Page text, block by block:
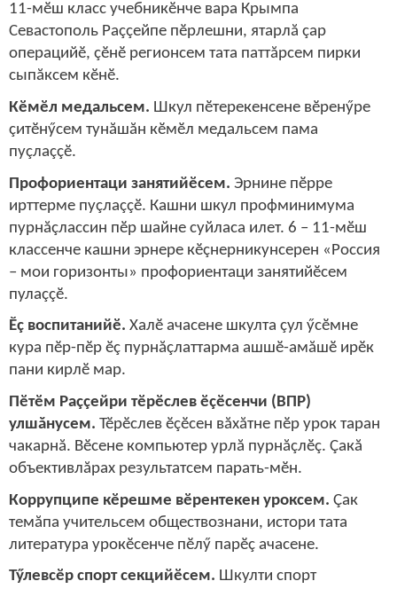
11-мӗш класс учебникӗнче вара Крымпа
Севастополь Раççейпе пӗрлешни, ятарлă çар
операцийӗ, çӗнӗ регионсем тата паттăрсем пирки
сыпăксем кӗнӗ.
Кӗмӗл медальсем. Шкул пӗтерекенсене вӗренӳре
çитӗнӳсем тунăшăн кӗмӗл медальсем пама
пуçлаççӗ.
Профориентаци занятийӗсем. Эрнине пӗрре
ирттерме пуçлаççӗ. Кашни шкул профминимума
пурнăçлассин пӗр шайне суйласа илет. 6 – 11-мӗш
классенче кашни эрнере кӗçнерникунсерен «Россия
– мои горизонты» профориентаци занятийӗсем
пулаççӗ.
Ӗç воспитанийӗ. Халӗ ачасене шкулта çул ӳсӗмне
кура пӗр-пӗр ӗç пурнăçлаттарма ашшӗ-амăшӗ ирӗк
пани кирлӗ мар.
Пӗтӗм Раççейри тӗрӗслев ӗçӗсенчи (ВПР)
улшăнусем. Тӗрӗслев ӗçӗсен вăхăтне пӗр урок таран
чакарнă. Вӗсене компьютер урлă пурнăçлӗç. Çакă
объективлăрах результатсем парать-мӗн.
Коррупципе кӗрешме вӗрентекен уроксем. Çак
темăпа учительсем обществознани, истори тата
литература урокӗсенче пӗлӳ парӗç ачасене.
Тӳлевсӗр спорт секцийӗсем. Шкулти спорт